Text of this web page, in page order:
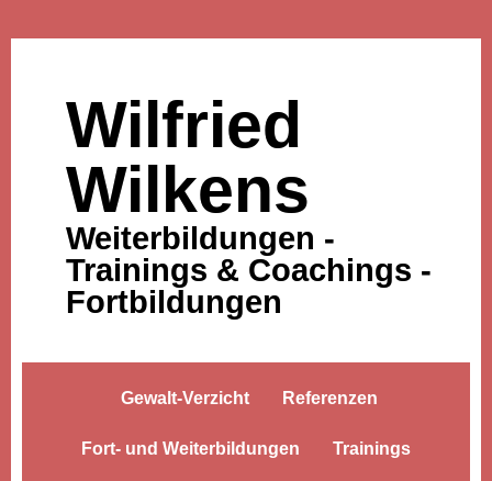
Wilfried
Wilkens
Weiterbildungen -
Trainings & Coachings -
Fortbildungen
Gewalt-Verzicht Referenzen
Fort- und Weiterbildungen Trainings